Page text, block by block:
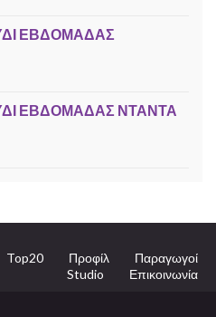
ΕΒΔΟΜΑΔΑΣ
ΕΒΔΟΜΑΔΑΣ ΝΤΑΝΤΑ
Top20 Προφίλ
Παραγωγοί
Studio
Επικοινωνία